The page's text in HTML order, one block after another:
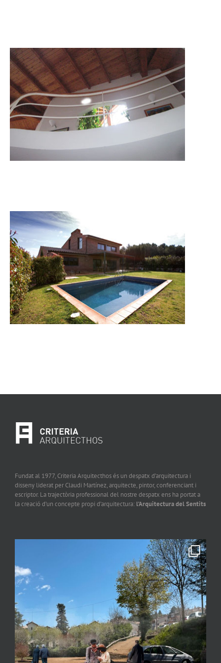
Fundat al 1977, Criteria Arquitecthos és un despatx d’arquitectura i
disseny liderat per Claudi Martínez, arquitecte, pintor, conferenciant i
escriptor. La trajectòria professional del nostre despatx ens ha portat a
la creació d’un concepte propi d’arquitectura: l’Arquitectura del Sentits